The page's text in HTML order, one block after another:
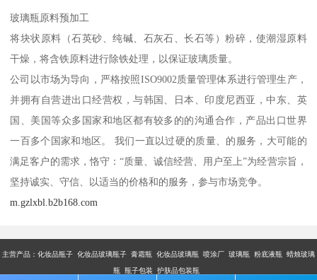
玻璃瓶原料预加工
将块状原料（石英砂、纯碱、石灰石、长石等）粉碎，使潮湿原料
干燥，将含铁原料进行除铁处理，以保证玻璃质量。
公司以市场为导向，严格按照ISO9002质量管理体系进行管理生产，
并拥有自营进出口经营权，与韩国、日本、印度尼西亚，中东、英
国、美国等众多国家和地区都有较多的的沟通合作，产品出口世界
一百多个国家和地区。 我们一直以过硬的质量、的服务，大可能的
满足客户的需求，恪守：“质量、诚信经营、用户至上”为经营宗旨，
坚持诚实、守信、以适当的价格和的服务，参与市场竞争。
m.gzlxbl.b2b168.com
主营产品： 化妆品瓶子 化妆品玻璃瓶子 膏霜瓶 化妆品玻璃瓶 喷涂厂 玻璃瓶 粉底液瓶 蜡烛玻璃
瓶 瓶子包装 护肤品包装瓶